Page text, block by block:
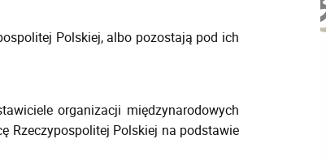
Polskiej, albo pozostają pod ich
organizacji międzynarodowych
Rzeczypospolitej Polskiej na podstawie